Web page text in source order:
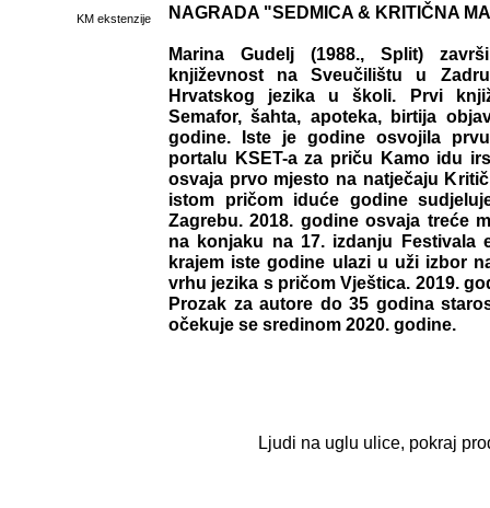
KM ekstenzije NAGRADA "SEDMICA & KRITIČNA
Marina Gudelj (1988., Split)
književnost na Sveučilištu u
Hrvatskog jezika u školi. Prvi
Semafor, šahta, apoteka, birtija
godine. Iste je godine osvojila
portalu KSET-a za priču Kamo idu
osvaja prvo mjesto na natječaju
istom pričom iduće godine
Zagrebu. 2018. godine osvaja treće
na konjaku na 17. izdanju Festivala
krajem iste godine ulazi u uži izbor
vrhu jezika s pričom Vještica. 2019.
Prozak za autore do 35 godina
očekuje se sredinom 2020. godine.
Ljudi na uglu ulice, pokraj